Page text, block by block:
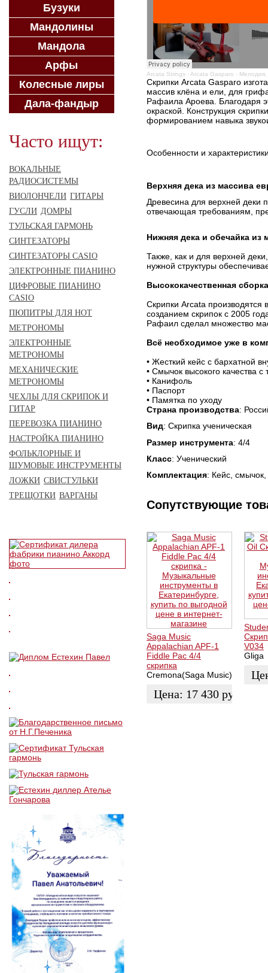
Arcata Strings · Arcata Gasparo -
Скрипки Arcata Gasparo
массив клёна и ели, для
Рафаила Ароева. Благодаря
окраской. Конструкция
формированием навыка
Особенности и
Верхняя дека из массива
Древесина для верхней деки
отвечающая требованиям,
Нижняя дека и обечайка из
Также, как и для верхней
нужной структуры
Высококачественная
Скрипки Arcata
созданием скрипок с 2005
Рафаил сделал множество
Всё необходимое уже в
• Жесткий кейс с бархатной
• Смычок высокого качества
• Канифоль
• Паспорт
• Памятка по уходу
Страна производства:
Вид: Скрипка ученическая
Размер инструмента: 4/4
Класс: Ученический
Комплектация: Кейс,
Сопутствующие
Saga Music
Appalachian APF-1
Fiddle Pac 4/4
скрипка
Cremona(Saga Music)
Цена: 17 430 руб.
V034
Gliga
Бузуки
Мандолины
Мандола
Арфы
Колесные лиры
Дала-фандыр
Часто ищут:
ВОКАЛЬНЫЕ
РАДИОСИСТЕМЫ
ВИОЛОНЧЕЛИ ГИТАРЫ
ГУСЛИ ДОМРЫ
ТУЛЬСКАЯ ГАРМОНЬ
СИНТЕЗАТОРЫ
СИНТЕЗАТОРЫ CASIO
ЭЛЕКТРОННЫЕ ПИАНИНО
ЦИФРОВЫЕ ПИАНИНО
CASIO
ПЮПИТРЫ ДЛЯ НОТ
МЕТРОНОМЫ
ЭЛЕКТРОННЫЕ
МЕТРОНОМЫ
МЕХАНИЧЕСКИЕ
МЕТРОНОМЫ
ЧЕХЛЫ ДЛЯ СКРИПОК И
ГИТАР
ПЕРЕВОЗКА ПИАНИНО
НАСТРОЙКА ПИАНИНО
ФОЛЬКЛОРНЫЕ И
ШУМОВЫЕ ИНСТРУМЕНТЫ
ЛОЖКИ СВИСТУЛЬКИ
ТРЕЩОТКИ ВАРГАНЫ